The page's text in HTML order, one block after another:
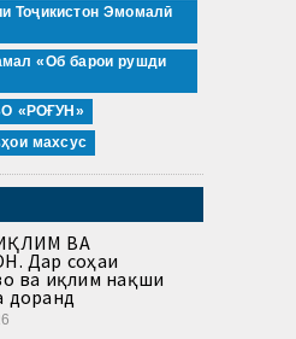
Тоҷикистон Эмомалӣ
«Об барои рушди
«РОҒУН»
махсус
ВА
Дар соҳаи
ва иқлим нақши
доранд